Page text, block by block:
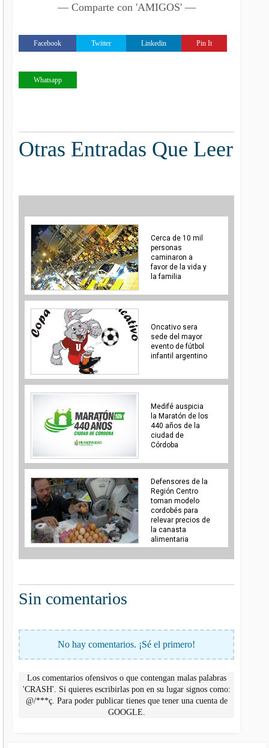
— Comparte con 'AMIGOS' —
Facebook Twitter Linkedin Pin It
Whatsapp
Otras Entradas Que Leer
Cerca de 10 mil
personas
caminaron a
favor de la vida y
la familia
Oncativo sera
sede del mayor
evento de fútbol
infantil argentino
Medifé auspicia
la Maratón de los
440 años de la
ciudad de
Córdoba
Defensores de la
Región Centro
toman modelo
cordobés para
relevar precios de
la canasta
alimentaria
Sin comentarios
No hay comentarios. ¡Sé el primero!
Los comentarios ofensivos o que contengan malas palabras
'CRASH'. Si quieres escribirlas pon en su lugar signos como:
@/***ç. Para poder publicar tienes que tener una cuenta de
GOOGLE.